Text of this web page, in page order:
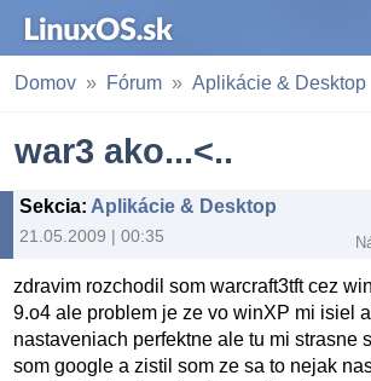
Domov Fórum Aplikácie & Desktop
war3 ako...<..
Sekcia: Aplikácie & Desktop
21.05.2009 | 00:35
zdravim rozchodil som warcraft3tft cez
9.o4 ale problem je ze vo winXP mi isiel
nastaveniach perfektne ale tu mi strasne
som google a zistil som ze sa to nejak